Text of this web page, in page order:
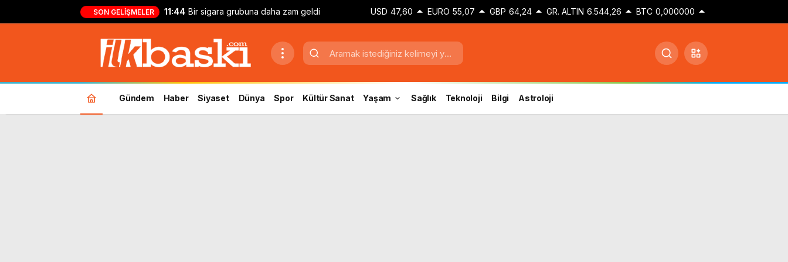
SON GELIŞMELER 11:44 Bir sigara grubuna daha zam geldi USD 47,60 EURO 55,07 GBP 64,24 GR. ALTIN 6.544,26 BTC 0,000000
Gündem Haber Siyaset Dünya Spor Kültür Sanat Yaşam Sağlık Teknoloji Bilgi Astroloji